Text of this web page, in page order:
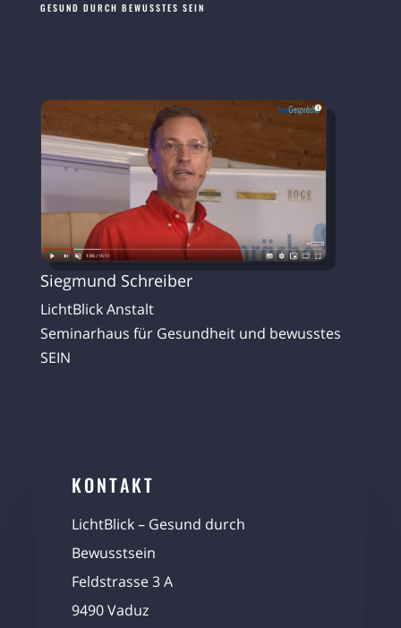
GESUND DURCH BEWUSSTES SEIN
Siegmund Schreiber
LichtBlick Anstalt
Seminarhaus für Gesundheit und bewusstes
SEIN
KONTAKT
LichtBlick – Gesund durch
Bewusstsein
Feldstrasse 3 A
9490 Vaduz